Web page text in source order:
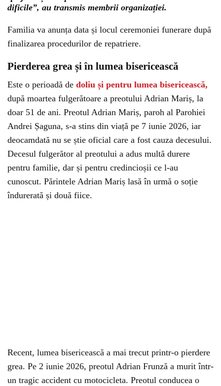
dificile”, au transmis membrii organizației.
Familia va anunța data și locul ceremoniei funerare după
finalizarea procedurilor de repatriere.
Pierderea grea și în lumea bisericească
Este o perioadă de doliu și pentru lumea bisericească,
după moartea fulgerătoare a preotului Adrian Mariș, la
doar 51 de ani. Preotul Adrian Mariș, paroh al Parohiei
Andrei Șaguna, s-a stins din viață pe 7 iunie 2026, iar
deocamdată nu se știe oficial care a fost cauza decesului.
Decesul fulgerător al preotului a adus multă durere
pentru familie, dar și pentru credincioșii ce l-au
cunoscut. Părintele Adrian Mariș lasă în urmă o soție
îndurerată și două fiice.
Recent, lumea bisericească a mai trecut printr-o pierdere
grea. Pe 2 iunie 2026, preotul Adrian Frunză a murit într-
un tragic accident cu motocicleta. Preotul conducea o